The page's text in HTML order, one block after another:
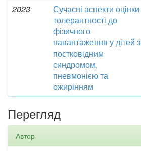
2023
Сучасні аспекти оцінки
толерантності до
фізичного
навантаження у дітей з
постковідним
синдромом,
пневмонією та
ожирінням
Перегляд
Автор